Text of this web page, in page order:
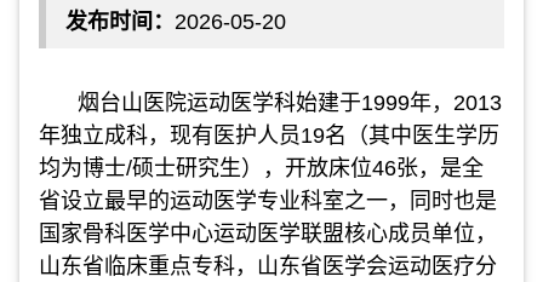
发布时间： 2026-05-20
烟台山医院运动医学科始建于1999年， 2013
年独立成科，现有医护人员19名（其中医生学历
均为博士/硕士研究生），开放床位46张，是全
省设立最早的运动医学专业科室之一，同时也是
国家骨科医学中心运动医学联盟核心成员单位，
山东省临床重点专科，山东省医学会运动医疗分